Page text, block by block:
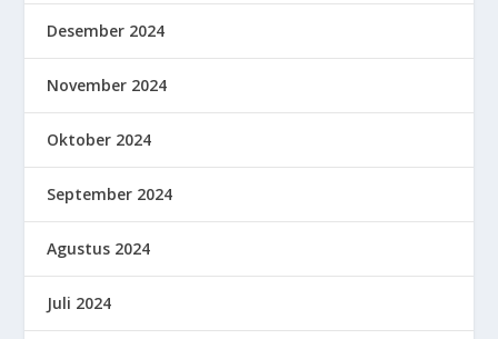
Desember 2024
November 2024
Oktober 2024
September 2024
Agustus 2024
Juli 2024